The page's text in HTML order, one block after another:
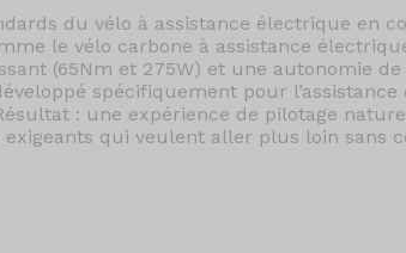
du vélo à assistance électrique en
le vélo carbone à assistance
(65Nm et 275W) et une autonomie
spécifiquement pour
: une expérience de pilotage
qui veulent aller plus loin sans